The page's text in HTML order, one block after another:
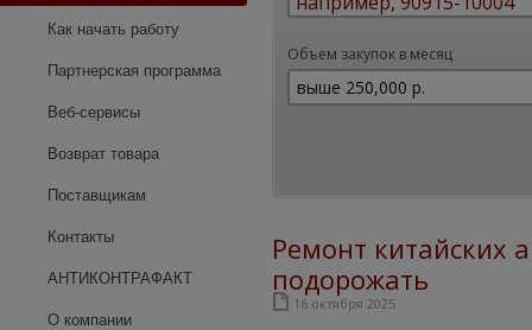
Как начать работу
Партнерская программа
Веб-сервисы
Возврат товара
Поставщикам
Контакты
АНТИКОНТРАФАКТ
О компании
Объем закупок в месяц
Ремонт китайских
подорожать
16 октября 2025